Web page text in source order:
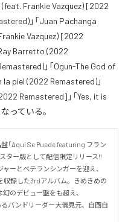
(feat. Frankie Vazquez) [2022
」「Juan Pachanga
Vazquez) [2022
Barretto (2022
」「Ogun-The God of
la piel (2022 Remastered)」
Remastered]」「Yes, it is
っている。
「Aquí Se Puede featuring フラン
ター版として配信限定リリース!!
ーとベテランシンガーを迎え、
収録した3rdアルバム。きめきめの
のデビュー盤をも超え、
バンドリーダー大儀見元、自画自